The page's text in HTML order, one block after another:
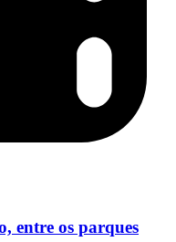
entre os parques